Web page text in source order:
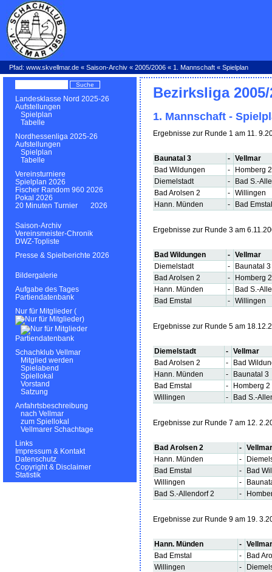
Pfad: www.skvellmar.de « Saison-Archiv « 2005/2006 « 1. Mannschaft « Spielplan
Landesklasse Nord 2025-26
Aufstellungen
Spielplan
Tabelle
Nordhessenliga 2025-26
Aufstellungen
Spielplan
Tabelle
Vereinsturniere
Spielplan 2026
Fischer Random 960 2026
Pokal 2026
20 Minuten Turnier 2026
Saison-Archiv
Vereinsmeister-Chronik
DWZ-Topliste
Presse & Spielberichte 2026
Bildergalerie
Aufgabe des Tages
Partiendatenbank
Nur für Mitglieder (
)
Partiendatenbank
Schachklub Vellmar
Mitglied werden
Spielabend
Spiellokal
Vorstand
Satzung
Anfahrtsbeschreibung
nach Vellmar
zum Spiellokal
Vellmarer Schachtage
Links
Impressum & Kontakt
Datenschutz
Copyright & Disclaimer
Statistik
Bezirksliga 2005/
1. Mannschaft -
Ergebnisse zur Runde 1 am 11.
Baunatal 3 - Vellmar
Bad Wildungen
-
Homberg 2
Diemelstadt
-
Bad S.-
Bad Arolsen 2
- Willingen
Hann. Münden
- Bad Emstal
Ergebnisse zur Runde 3 am
Bad Wildungen - Vellmar
Diemelstadt
-
Baunatal 3
Bad Arolsen 2
-
Homberg 2
Hann. Münden
-
Bad S.-
Bad Emstal
- Willingen
Ergebnisse zur Runde 5 am
Diemelstadt - Vellmar
Bad Arolsen 2
-
Bad
Hann. Münden
-
Baunatal 3
Bad Emstal
-
Homberg 2
Willingen
- Bad S.-
Ergebnisse zur Runde 7 am 12.
Bad Arolsen 2 - Vellmar
Hann. Münden
-
Bad Emstal
-
Bad
Willingen
-
Bad S.-Allendorf 2
-
Ergebnisse zur Runde 9 am 19.
Hann. Münden - Vellmar
Bad Emstal
-
Bad
Willingen
-